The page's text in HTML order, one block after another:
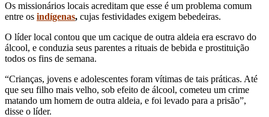
Os missionários locais acreditam que esse é um problema comum
entre os indígenas, cujas festividades exigem bebedeiras.
O líder local contou que um cacique de outra aldeia era escravo do
álcool, e conduzia seus parentes a rituais de bebida e prostituição
todos os fins de semana.
“Crianças, jovens e adolescentes foram vítimas de tais práticas. Até
que seu filho mais velho, sob efeito de álcool, cometeu um crime
matando um homem de outra aldeia, e foi levado para a prisão”,
disse o líder.